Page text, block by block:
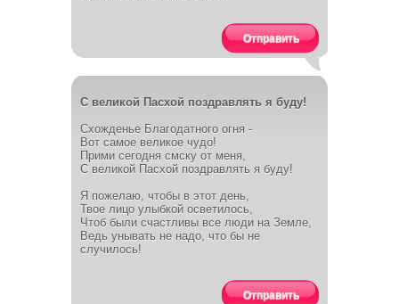
Отправить
С великой Пасхой поздравлять я буду!
Схожденье Благодатного огня -
Вот самое великое чудо!
Прими сегодня смску от меня,
С великой Пасхой поздравлять я буду!
Я пожелаю, чтобы в этот день,
Твое лицо улыбкой осветилось,
Чтоб были счастливы все люди на Земле,
Ведь унывать не надо, что бы не
случилось!
Отправить